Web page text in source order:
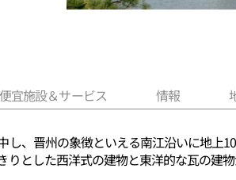
便宜施設＆サービス 情報
し、晋州の象徴といえる南江沿いに地上
りとした西洋式の建物と東洋的な瓦の建物